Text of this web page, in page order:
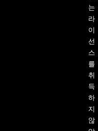
는
라
이
선
스
를
취
득
하
지
않